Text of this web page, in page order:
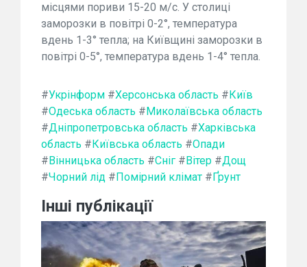
місцями пориви 15-20 м/с. У столиці
заморозки в повітрі 0-2°, температура
вдень 1-3° тепла; на Київщині заморозки в
повітрі 0-5°, температура вдень 1-4° тепла.
#Укрінформ #Херсонська область # Київ
#Одеська область # Миколаївська область
#Дніпропетровська область #Харківська
область # Київська область #Опади
# Вінницька область #Сніг # Вітер #Дощ
#Чорний лід # Помірний клімат # Ґрунт
Інші публікації